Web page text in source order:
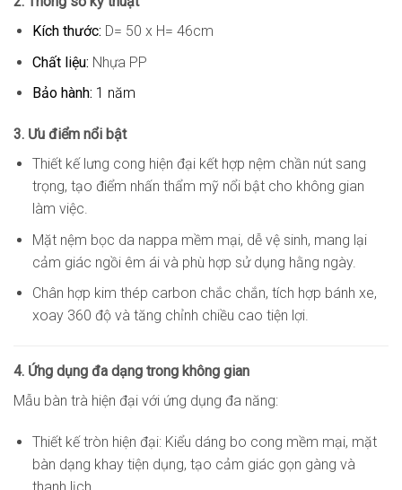
Kích thước: D= 50 x H= 46cm
Chất liệu: Nhựa PP
Bảo hành: 1 năm
3. Ưu điểm nổi bật
Thiết kế lưng cong hiện đại kết hợp nệm chần nút sang
trọng, tạo điểm nhấn thẩm mỹ nổi bật cho không gian
làm việc.
Mặt nệm bọc da nappa mềm mại, dễ vệ sinh, mang lại
cảm giác ngồi êm ái và phù hợp sử dụng hằng ngày.
Chân hợp kim thép carbon chắc chắn, tích hợp bánh xe,
xoay 360 độ và tăng chỉnh chiều cao tiện lợi.
4. Ứng dụng đa dạng trong không gian
Mẫu bàn trà hiện đại với ứng dụng đa năng:
Thiết kế tròn hiện đại: Kiểu dáng bo cong mềm mại, mặt
bàn dạng khay tiện dụng, tạo cảm giác gọn gàng và